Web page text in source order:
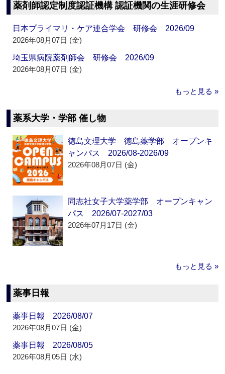
薬剤師認定制度認証機構 認証機関の生涯研修会
日本プライマリ・ケア連合学会 研修会 2026/09
2026年08月07日 (金)
埼玉県病院薬剤師会 研修会 2026/09
2026年08月07日 (金)
もっと見る »
薬系大学・学部 催し物
徳島文理大学 徳島薬学部 オープンキ
ャンパス 2026/08-2026/09
2026年08月07日 (金)
同志社女子大学薬学部 オープンキャン
パス 2026/07-2027/03
2026年07月17日 (金)
もっと見る »
薬事日報
薬事日報 2026/08/07
2026年08月07日 (金)
薬事日報 2026/08/05
2026年08月05日 (水)